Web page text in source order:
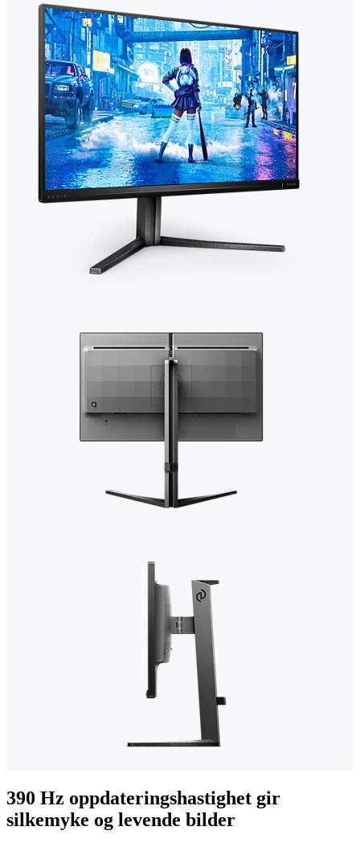
390 Hz oppdateringshastighet gir
silkemyke og levende bilder